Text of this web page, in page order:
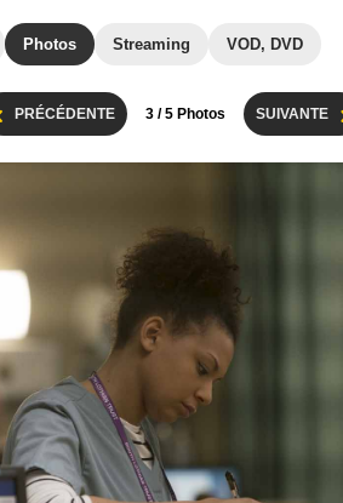
Photos Streaming VOD, DVD
PRÉCÉDENTE 3 / 5 Photos SUIVANTE